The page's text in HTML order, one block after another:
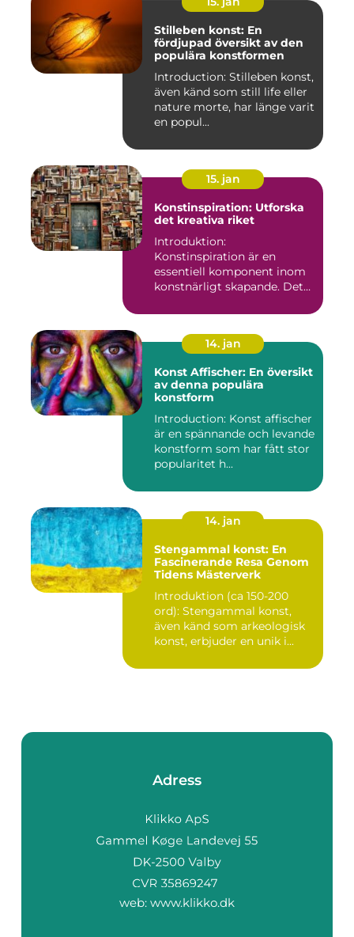
Stilleben konst: En
fördjupad översikt av den
populära konstformen
Introduction: Stilleben konst,
även känd som still life eller
nature morte, har länge varit
en popul...
15. jan
Konstinspiration: Utforska
det kreativa riket
Introduktion:
Konstinspiration är en
essentiell komponent inom
konstnärligt skapande. Det
14. jan
Konst Affischer: En översikt
av denna populära
konstform
Introduction: Konst affischer
är en spännande och levande
konstform som har fått stor
popularitet h...
14. jan
Stengammal konst: En
Fascinerande Resa Genom
Tidens Mästerverk
Introduktion (ca 150-200
ord): Stengammal konst,
även känd som arkeologisk
konst, erbjuder en unik i...
Adress
web: www.klikko.dk